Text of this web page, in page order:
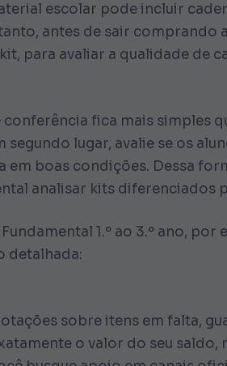
escolar pode incluir
antes de sair
para avaliar a qualidade de
fica mais simples
segundo lugar, avalie se os
em boas condições. Dessa
analisar kits diferenciados
1.º ao 3.º ano,
detalhada:
sobre itens em falta,
o valor do seu